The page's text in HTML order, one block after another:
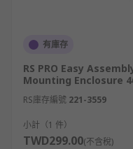
有庫存
RS PRO Easy
Mounting Enclosure
RS庫存編號 221-3559
小計（1 件）
TWD299.00(不含稅)